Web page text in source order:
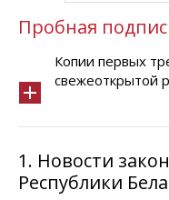
Пробная
Копии первых
свежеоткрытой
1. Новости
Республики